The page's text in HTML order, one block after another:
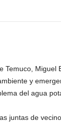
Temuco, Miguel
y
del agua
juntas de